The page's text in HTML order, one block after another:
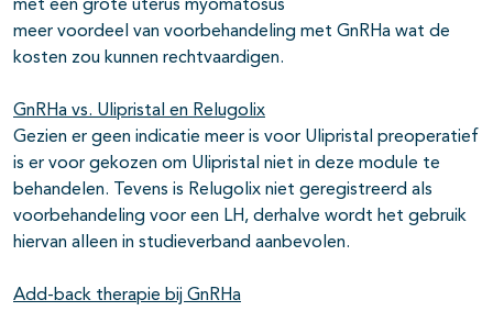
met een grote uterus myomatosus
meer voordeel van voorbehandeling met GnRHa wat de
kosten zou kunnen rechtvaardigen.
GnRHa vs. Ulipristal en Relugolix
Gezien er geen indicatie meer is voor Ulipristal preoperatief
is er voor gekozen om Ulipristal niet in deze module te
behandelen. Tevens is Relugolix niet geregistreerd als
voorbehandeling voor een LH, derhalve wordt het gebruik
hiervan alleen in studieverband aanbevolen.
Add-back therapie bij GnRHa